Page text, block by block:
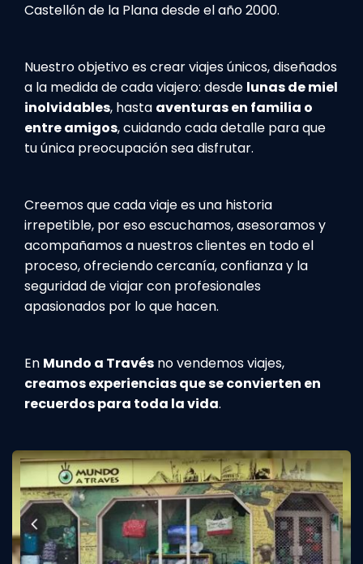
Castellón de la Plana desde el año 2000.
Nuestro objetivo es crear viajes únicos, diseñados
a la medida de cada viajero: desde lunas de miel
inolvidables, hasta aventuras en familia o
entre amigos, cuidando cada detalle para que
tu única preocupación sea disfrutar.
Creemos que cada viaje es una historia
irrepetible, por eso escuchamos, asesoramos y
acompañamos a nuestros clientes en todo el
proceso, ofreciendo cercanía, confianza y la
seguridad de viajar con profesionales
apasionados por lo que hacen.
En Mundo a Través no vendemos viajes,
creamos experiencias que se convierten en
recuerdos para toda la vida.